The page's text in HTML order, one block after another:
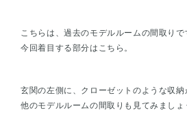
こちらは、過去のモデルルームの間取りで
今回着目する部分はこちら。
玄関の左側に、クローゼットのような収納
他のモデルルームの間取りも見てみましょ